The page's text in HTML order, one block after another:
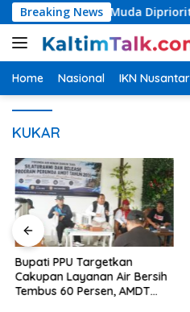
Langsung
ke
konten
Breaking News
Kader Muda Diprioritaskan
Home Nasional IKN
KUKAR
Bupati PPU Targetkan
Cakupan Layanan Air Bersih
Tembus 60 Persen, AMDT